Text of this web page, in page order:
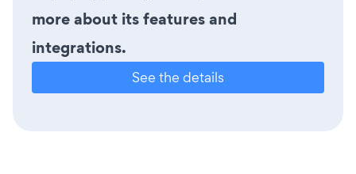
more about its features and
integrations.
See the details